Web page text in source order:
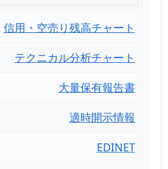
信用・空売り残高チャート
テクニカル分析チャート
大量保有報告書
適時開示情報
EDINET